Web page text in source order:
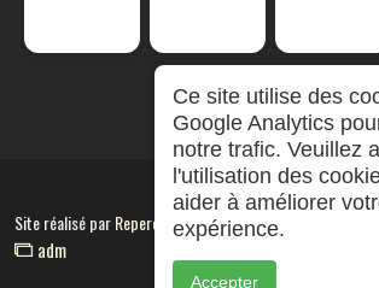
Site réalisé parRepereCom
adm
Ce site utilise des
Google Analytics
notre trafic. Veuillez
l'utilisation des
aider à améliorer
expérience.
Accepter